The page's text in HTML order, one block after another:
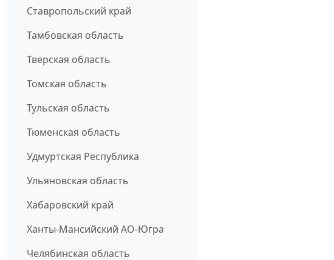
Ставропольский край
Тамбовская область
Тверская область
Томская область
Тульская область
Тюменская область
Удмуртская Республика
Ульяновская область
Хабаровский край
Ханты-Мансийский АО-Югра
Челябинская область